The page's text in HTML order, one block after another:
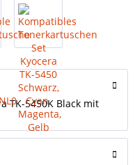
TK-5450K Black mit